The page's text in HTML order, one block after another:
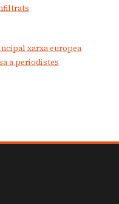
xarxa europea
a periodistes